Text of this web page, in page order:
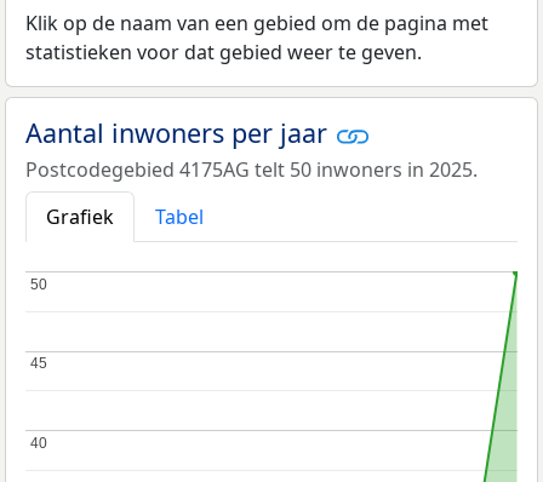
Klik op de naam van een gebied om de pagina met
statistieken voor dat gebied weer te geven.
Aantal inwoners per jaar
Postcodegebied 4175AG telt 50 inwoners in 2025.
Grafiek
Tabel
40
40
45
45
50
50